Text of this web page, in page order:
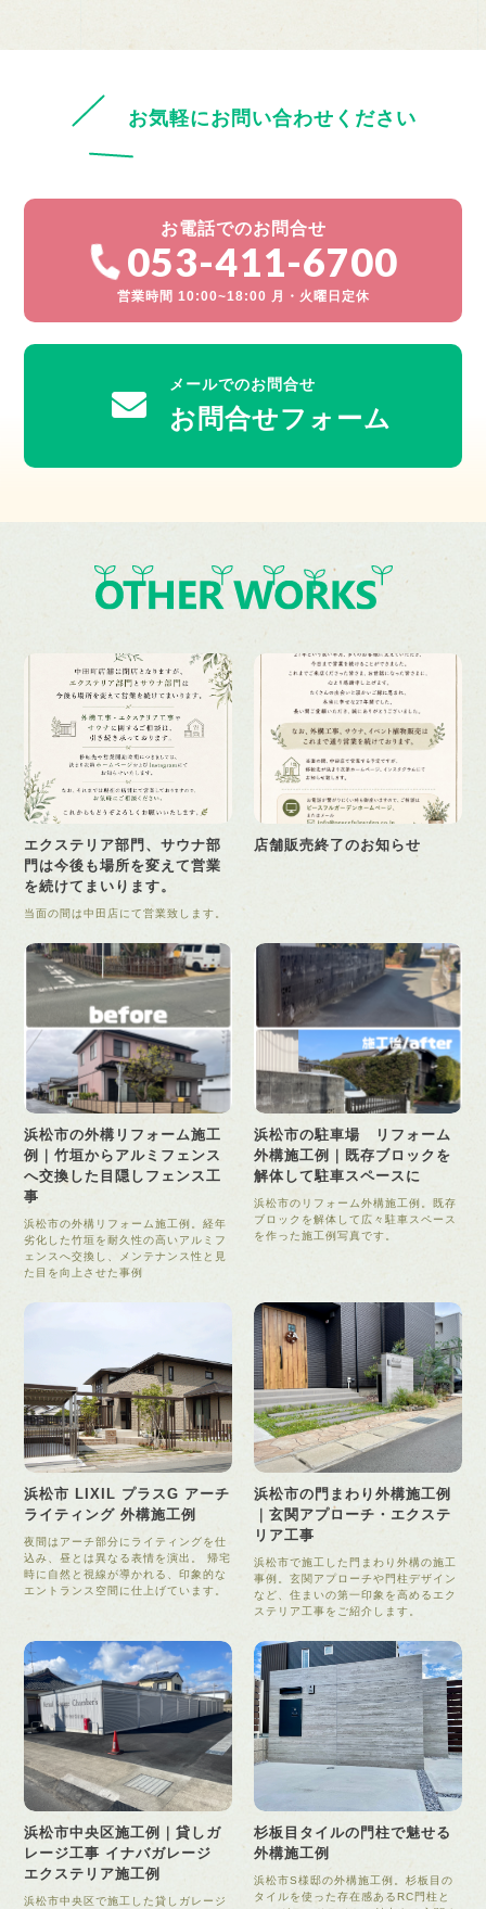
お気軽にお問い合わせください
お電話でのお問合せ
053-411-6700
営業時間 10:00~18:00 月・火曜日定休
メールでのお問合せ
お問合せフォーム
エクステリア部門、サウナ部
門は今後も場所を変えて営業
を続けてまいります。
当面の間は中田店にて営業致します。
店舗販売終了のお知らせ
浜松市の外構リフォーム施工
例｜竹垣からアルミフェンス
へ交換した目隠しフェンス工
事
浜松市の外構リフォーム施工例。経年
劣化した竹垣を耐久性の高いアルミフ
ェンスへ交換し、メンテナンス性と見
た目を向上させた事例
浜松市の駐車場 リフォーム
外構施工例｜既存ブロックを
解体して駐車スペースに
浜松市のリフォーム外構施工例。既存
ブロックを解体して広々駐車スペース
を作った施工例写真です。
浜松市 LIXIL プラスG アーチ
ライティング 外構施工例
夜間はアーチ部分にライティングを仕
込み、昼とは異なる表情を演出。 帰宅
時に自然と視線が導かれる、印象的な
エントランス空間に仕上げています。
浜松市の門まわり外構施工例
｜玄関アプローチ・エクステ
リア工事
浜松市で施工した門まわり外構の施工
事例。玄関アプローチや門柱デザイン
など、住まいの第一印象を高めるエク
ステリア工事をご紹介します。
浜松市中央区施工例｜貸しガ
レージ工事 イナバガレージ
エクステリア施工例
浜松市中央区で施工した貸しガレージ
杉板目タイルの門柱で魅せる
外構施工例
浜松市S様邸の外構施工例。杉板目の
タイルを使った存在感あるRC門柱と